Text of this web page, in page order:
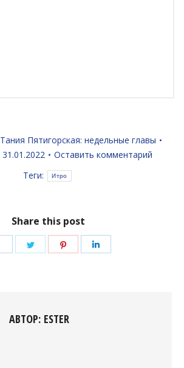
Тания Пятигорская: недельные главы
31.01.2022
Оставить комментарий
Теги:
Итро
Share this post
ПоделитьсяПоделитьсяПоделиться
АВТОР: ESTER